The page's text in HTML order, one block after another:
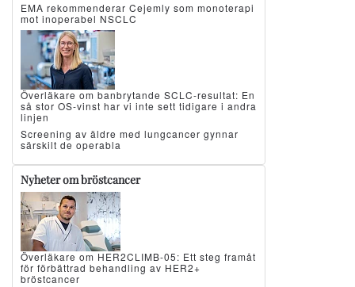
EMA rekommenderar Cejemly som monoterapi
mot inoperabel NSCLC
Överläkare om banbrytande SCLC-resultat: En
så stor OS-vinst har vi inte sett tidigare i andra
linjen
Screening av äldre med lungcancer gynnar
särskilt de operabla
Nyheter om bröstcancer
Överläkare om HER2CLIMB-05: Ett steg framåt
för förbättrad behandling av HER2+
bröstcancer